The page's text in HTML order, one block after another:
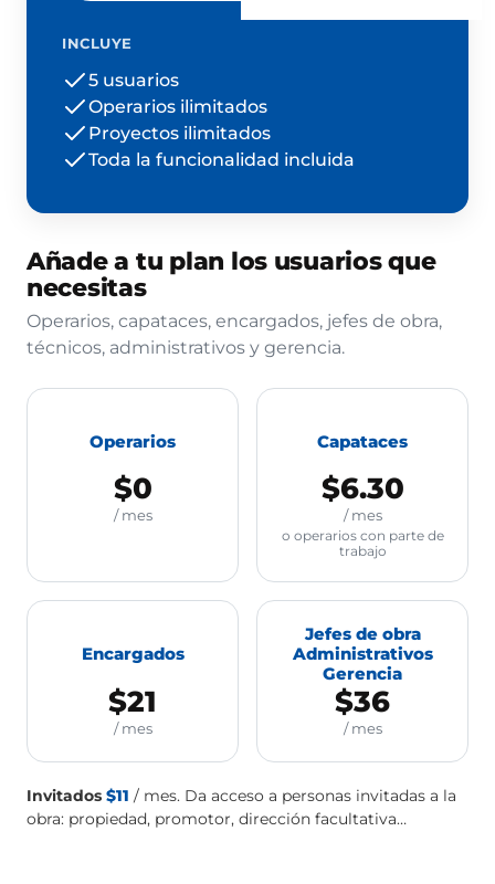
INCLUYE
5 usuarios
Operarios ilimitados
Proyectos ilimitados
Toda la funcionalidad incluida
Añade a tu plan los usuarios que
necesitas
Operarios, capataces, encargados, jefes de obra,
técnicos, administrativos y gerencia.
Operarios
$0
/ mes
Capataces
$6.30
/ mes
o operarios con parte de
trabajo
Encargados
$21
/ mes
Jefes de obra
Administrativos
Gerencia
$36
/ mes
Invitados $11 / mes. Da acceso a personas invitadas a la
obra: propiedad, promotor, dirección facultativa…